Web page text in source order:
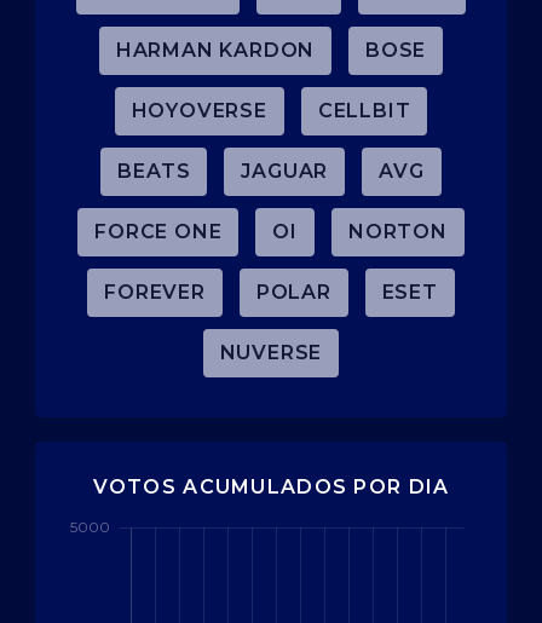
HARMAN KARDON BOSE
HOYOVERSE CELLBIT
BEATS JAGUAR AVG
FORCE ONE OI NORTON
FOREVER POLAR ESET
NUVERSE
VOTOS ACUMULADOS POR DIA